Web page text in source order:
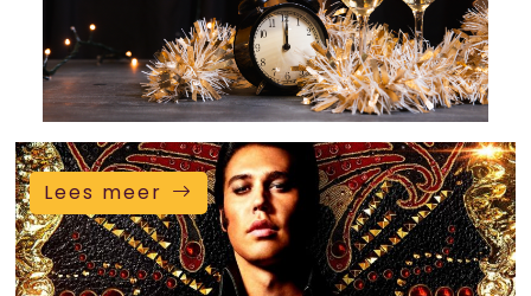
Lees meer